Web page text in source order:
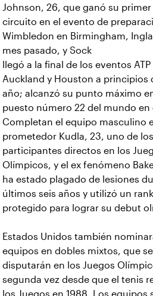
Johnson, 26, que ganó su primer
circuito en el evento de
Wimbledon en Birmingham,
mes pasado, y Sock
llegó a la final de los eventos ATP
Auckland y Houston a principios
año; alcanzó su punto máximo
puesto número 22 del mundo en
Completan el equipo masculino
prometedor Kudla, 23, uno de
participantes directos en los
Olímpicos, y el ex fenómeno
ha estado plagado de lesiones
últimos seis años y utilizó un
protegido para lograr su debut
Estados Unidos también
equipos en dobles mixtos, que se
disputarán en los Juegos
segunda vez desde que el tenis
los Juegos en 1988. Los equipos